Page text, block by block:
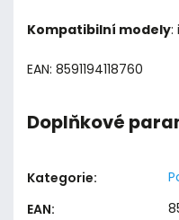
Kompatibilní modely:
EAN: 8591194118760
Doplňkové
Kategorie:
EAN: